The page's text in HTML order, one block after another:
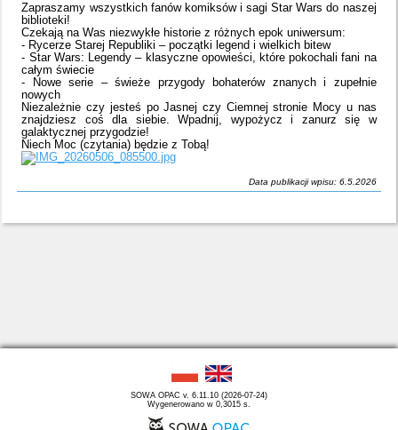
Zapraszamy wszystkich fanów komiksów i sagi Star Wars do naszej
biblioteki!
Czekają na Was niezwykłe historie z różnych epok uniwersum:
- Rycerze Starej Republiki – początki legend i wielkich bitew
- Star Wars: Legendy – klasyczne opowieści, które pokochali fani na
całym świecie
- Nowe serie – świeże przygody bohaterów znanych i zupełnie
nowych
Niezależnie czy jesteś po Jasnej czy Ciemnej stronie Mocy u nas
znajdziesz coś dla siebie. Wpadnij, wypożycz i zanurz się w
galaktycznej przygodzie!
Niech Moc (czytania) będzie z Tobą!
Data publikacji wpisu: 6.5.2026
SOWA OPAC v. 6.11.10 (2026-07-24)
Wygenerowano w 0,3015 s.